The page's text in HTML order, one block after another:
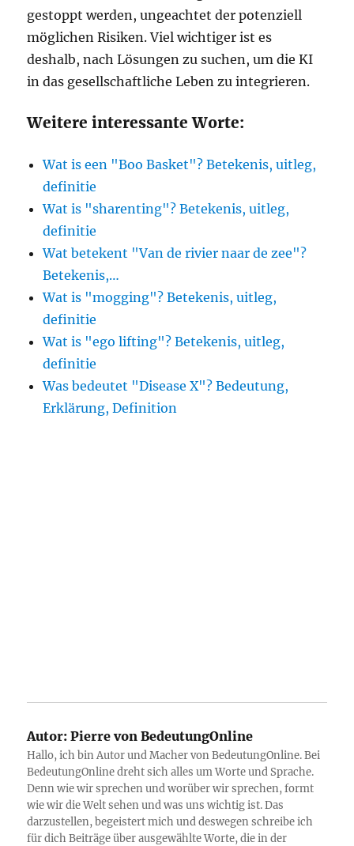
gestoppt werden, ungeachtet der potenziell
möglichen Risiken. Viel wichtiger ist es
deshalb, nach Lösungen zu suchen, um die KI
in das gesellschaftliche Leben zu integrieren.
Weitere interessante Worte:
Wat is een "Boo Basket"? Betekenis, uitleg,
definitie
Wat is "sharenting"? Betekenis, uitleg,
definitie
Wat betekent "Van de rivier naar de zee"?
Betekenis,…
Wat is "mogging"? Betekenis, uitleg,
definitie
Wat is "ego lifting"? Betekenis, uitleg,
definitie
Was bedeutet "Disease X"? Bedeutung,
Erklärung, Definition
Autor: Pierre von BedeutungOnline
Hallo, ich bin Autor und Macher von BedeutungOnline. Bei
BedeutungOnline dreht sich alles um Worte und Sprache.
Denn wie wir sprechen und worüber wir sprechen, formt
wie wir die Welt sehen und was uns wichtig ist. Das
darzustellen, begeistert mich und deswegen schreibe ich
für dich Beiträge über ausgewählte Worte, die in der